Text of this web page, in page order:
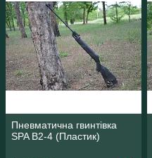
Пневматична гвинтівка
SPA B2-4 (Пластик)